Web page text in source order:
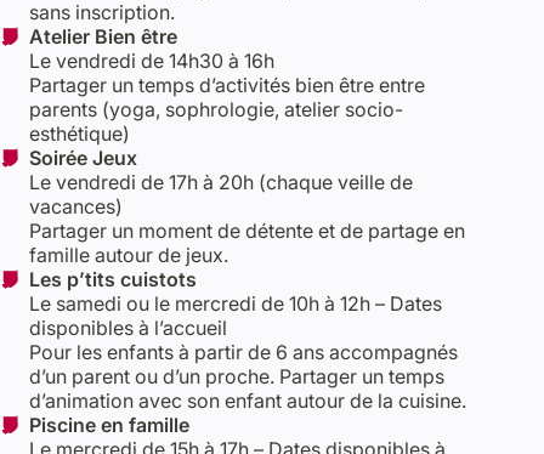
sans inscription.
Atelier Bien être
Le vendredi de 14h30 à 16h
Partager un temps d’activités bien être entre
parents (yoga, sophrologie, atelier socio-
esthétique)
Soirée Jeux
Le vendredi de 17h à 20h (chaque veille de
vacances)
Partager un moment de détente et de partage en
famille autour de jeux.
Les p’tits cuistots
Le samedi ou le mercredi de 10h à 12h – Dates
disponibles à l’accueil
Pour les enfants à partir de 6 ans accompagnés
d’un parent ou d’un proche. Partager un temps
d’animation avec son enfant autour de la cuisine.
Piscine en famille
Le mercredi de 15h à 17h – Dates disponibles à